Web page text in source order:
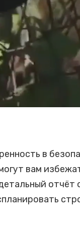
в
вам
отчёт